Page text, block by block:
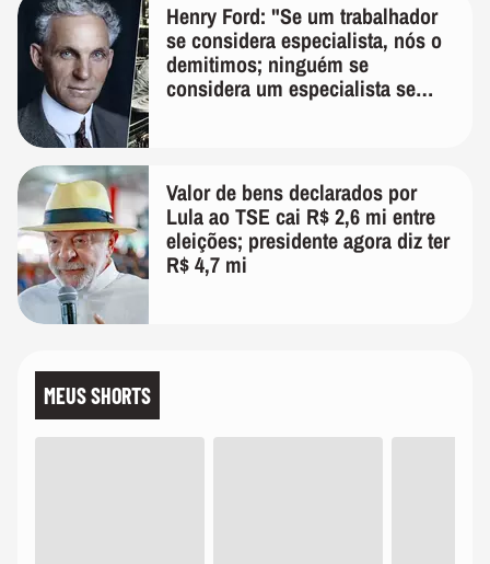
Henry Ford: "Se um trabalhador
se considera especialista, nós o
demitimos; ninguém se
considera um especialista se
Valor de bens declarados por
Lula ao TSE cai R$ 2,6 mi entre
eleições; presidente agora diz ter
R$ 4,7 mi
MEUS SHORTS